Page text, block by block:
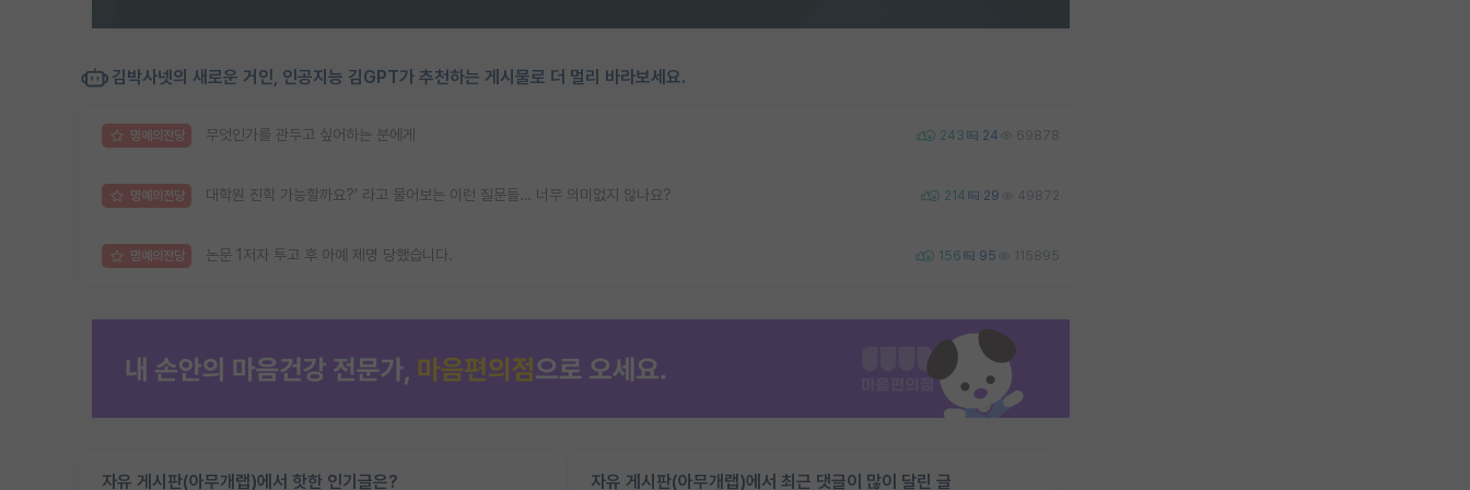
김박사넷의 새로운 거인, 인공지능 김GPT가 추천하는 게시물로 더 멀리 바라보세요.
명예의전당 무엇인가를 관두고 싶어하는 분에게 243 24 69878
명예의전당 대학원 진학 가능할까요?’ 라고 물어보는 이런 질문들… 너무 의미없지 않나요? 214 29 49872
명예의전당 논문 1저자 투고 후 아예 제명 당했습니다. 156 95 115895
자유 게시판(아무개랩)에서 핫한 인기글은? 자유 게시판(아무개랩)에서 최근 댓글이 많이 달린 글